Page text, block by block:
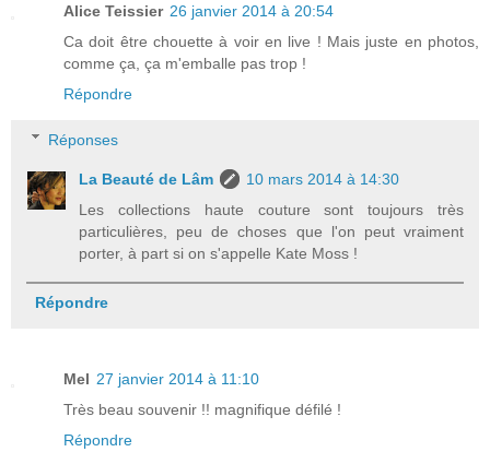
Alice Teissier 26 janvier 2014 à 20:54
Ca doit être chouette à voir en live ! Mais juste en photos,
comme ça, ça m'emballe pas trop !
Répondre
Réponses
La Beauté de Lâm
10 mars 2014 à 14:30
Les collections haute couture sont toujours très
particulières, peu de choses que l'on peut vraiment
porter, à part si on s'appelle Kate Moss !
Répondre
Mel 27 janvier 2014 à 11:10
Très beau souvenir !! magnifique défilé !
Répondre